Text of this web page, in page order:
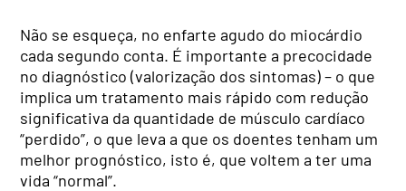
Não se esqueça, no enfarte agudo do miocárdio
cada segundo conta. É importante a precocidade
no diagnóstico (valorização dos sintomas) – o que
implica um tratamento mais rápido com redução
significativa da quantidade de músculo cardíaco
“perdido”, o que leva a que os doentes tenham um
melhor prognóstico, isto é, que voltem a ter uma
vida “normal”.